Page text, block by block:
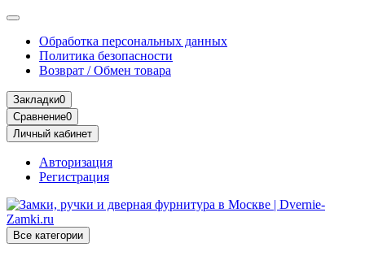
Обработка персональных данных
Политика безопасности
Возврат / Обмен товара
Закладки0
Сравнение0
Личный кабинет
Авторизация
Регистрация
Все категории